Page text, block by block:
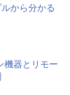
から分かる
機器とリモー